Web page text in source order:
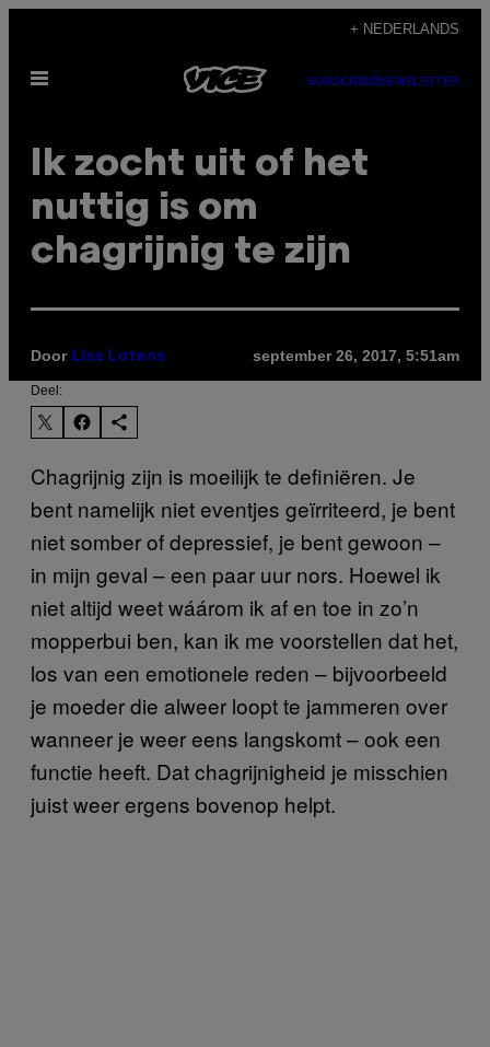
de
+ NEDERLANDS
Open
SUBSCRIBENEWSLETTER
Ik zocht uit of het
nuttig is om
chagrijnig te zijn
Door Lisa Lotens september 26, 2017, 5:51am
Deel:
Chagrijnig zijn is moeilijk te definiëren. Je
bent namelijk niet eventjes geïrriteerd, je bent
niet somber of depressief, je bent gewoon –
in mijn geval – een paar uur nors. Hoewel ik
niet altijd weet wáárom ik af en toe in zo’n
mopperbui ben, kan ik me voorstellen dat het,
los van een emotionele reden – bijvoorbeeld
je moeder die alweer loopt te jammeren over
wanneer je weer eens langskomt – ook een
functie heeft. Dat chagrijnigheid je misschien
juist weer ergens bovenop helpt.